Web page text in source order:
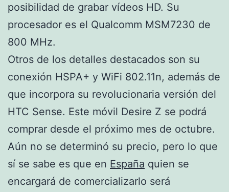
posibilidad de grabar vídeos HD. Su
procesador es el Qualcomm MSM7230 de
800 MHz.
Otros de los detalles destacados son su
conexión HSPA+ y WiFi 802.11n, además de
que incorpora su revolucionaria versión del
HTC Sense. Este móvil Desire Z se podrá
comprar desde el próximo mes de octubre.
Aún no se determinó su precio, pero lo que
sí se sabe es que en España quien se
encargará de comercializarlo será